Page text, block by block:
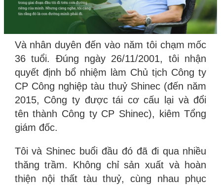
Và nhân duyên đến vào năm tôi chạm mốc
36 tuổi. Đúng ngày 26/11/2001, tôi nhận
quyết định bổ nhiệm làm Chủ tịch Công ty
CP Công nghiệp tàu thuỷ Shinec (đến năm
2015, Công ty được tái cơ cấu lại và đổi
tên thành Công ty CP Shinec), kiêm Tổng
giám đốc.
Tôi và Shinec buổi đầu đó đã đi qua nhiều
thăng trầm. Không chỉ sản xuất và hoàn
thiện nội thất tàu thuỷ, cùng nhau phục